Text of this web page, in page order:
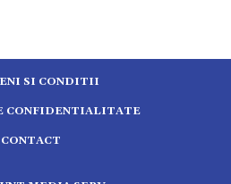
SI CONDITII
CONFIDENTIALITATE
CONTACT